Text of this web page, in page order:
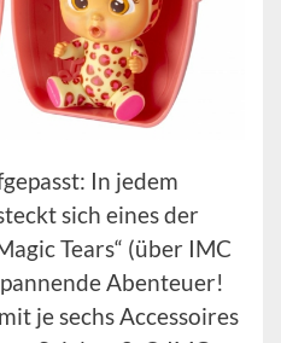
In jedem
sich eines der
Tears“ (über IMC
Abenteuer!
je sechs Accessoires